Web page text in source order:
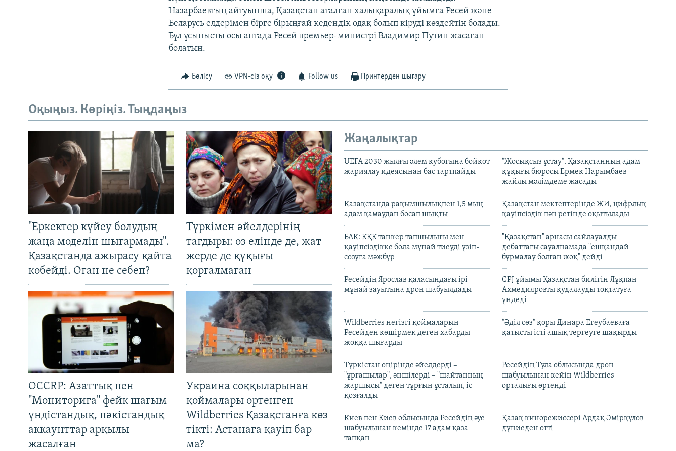
Назарбаевтың айтуынша, Қазақстан аталған халықаралық ұйымға Ресей және
Беларусь елдерімен бірге бірыңғай кедендік одақ болып кіруді көздейтін болады.
Бұл ұсынысты осы аптада Ресей премьер-министрі Владимир Путин жасаған
болатын.
Бөлісу VPN-сіз оқу Follow us Принтерден шығару
Оқыңыз. Көріңіз. Тыңдаңыз
"Еркектер күйеу болудың
жаңа моделін шығармады".
Қазақстанда ажырасу қайта
көбейді. Оған не себеп?
Түркімен әйелдерінің
тағдыры: өз елінде де, жат
жерде де құқығы
қорғалмаған
OCCRP: Азаттық пен
"Мониториға" фейк шағым
үндістандық, пәкістандық
аккаунттар арқылы
жасалған
Украина соққыларынан
қоймалары өртенген
Wildberries Қазақстанға көз
тікті: Астанаға қауіп бар
ма?
Жаңалықтар
UEFA 2030 жылғы әлем кубогына бойкот
жариялау идеясынан бас тартпайды
"Жосықсыз ұстау". Қазақстанның адам
құқығы бюросы Ермек Нарымбаев
жайлы мәлімдеме жасады
Қазақстанда рақымшылықпен 1,5 мың
адам қамаудан босап шықты
Қазақстан мектептерінде ЖИ, цифрлық
қауіпсіздік пән ретінде оқытылады
БАҚ: КҚК танкер тапшылығы мен
қауіпсіздікке бола мұнай тиеуді үзіп-
созуға мәжбүр
"Қазақстан" арнасы сайлауалды
дебаттағы сауалнамада "ешқандай
бұрмалау болған жоқ" дейді
Ресейдің Ярослав қаласындағы ірі
мұнай зауытына дрон шабуылдады
CPJ ұйымы Қазақстан билігін Лұқпан
Ахмедияровты қудалауды тоқтатуға
үндеді
Wildberries негізгі қоймаларын
Ресейден көшірмек деген хабарды
жоққа шығарды
"Әділ сөз" қоры Динара Егеубаеваға
қатысты істі ашық тергеуге шақырды
Түркістан өңірінде әйелдерді –
"ұрғашылар", әншілерді – "шайтанның
жаршысы" деген тұрғын ұсталып, іс
қозғалды
Ресейдің Тула облысында дрон
шабуылынан кейін Wildberries
орталығы өртенді
Киев пен Киев облысында Ресейдің әуе
шабуылынан кемінде 17 адам қаза
тапқан
Қазақ кинорежиссері Ардақ Әмірқұлов
дүниеден өтті